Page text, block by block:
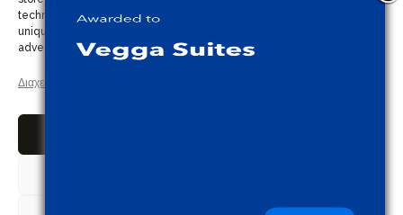
technologies will allow us to process data such as browsing behavior or
unique IDs on this site. Not consenting or withdrawing consent, may
adversely affect certain features and functions.
Διαχείριση υπηρεσιών